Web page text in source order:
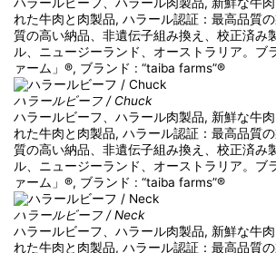
れた牛肉と肉製品, ハラール認証：最高品質
質の高い納品、非遺伝子組み換え、校正済み
ル、ニュージーランド、オーストラリア。ブ
ァーム」®, ブランド : “taiba farms”®
ハラールビーフ / Chuck
ハラールビーフ、ハラール肉製品, 新鮮な牛
れた牛肉と肉製品, ハラール認証：最高品質
質の高い納品、非遺伝子組み換え、校正済み
ル、ニュージーランド、オーストラリア。ブ
ァーム」®, ブランド : “taiba farms”®
ハラールビーフ / Neck
ハラールビーフ、ハラール肉製品, 新鮮な牛
れた牛肉と肉製品, ハラール認証：最高品質